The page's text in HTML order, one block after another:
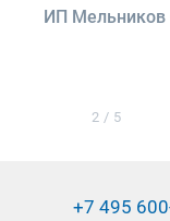
ИП
2 / 5
+7 495